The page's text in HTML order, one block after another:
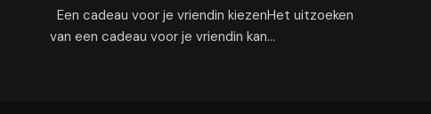
Een cadeau voor je vriendin kiezenHet uitzoeken
van een cadeau voor je vriendin kan…